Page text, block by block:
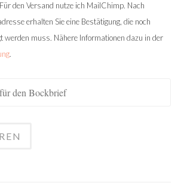
den Versand nutze ich MailChimp. Nach
erhalten Sie eine Bestätigung, die noch
werden muss. Nähere Informationen dazu in der
.